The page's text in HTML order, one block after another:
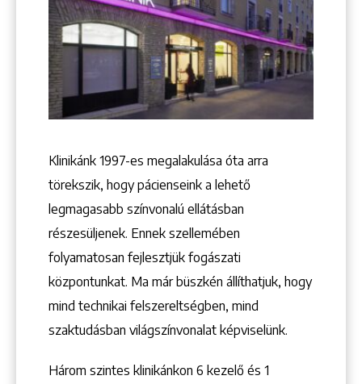
+36 1 222 7250
+36 1 222 9150
1148 Budapest, Örs vezér tere 2.
Keresés
Klinikánk 1997-­es megalakulása óta arra
törekszik, hogy pácienseink a lehető
legmagasabb színvonalú ellátásban
részesüljenek. Ennek szellemében
folyamatosan fejlesztjük fogászati
központunkat. Ma már büszkén állíthatjuk, hogy
mind technikai felszereltségben, mind
szaktudásban világszínvonalat képviselünk.
Három szintes klinikánkon 6 kezelő ­és 1